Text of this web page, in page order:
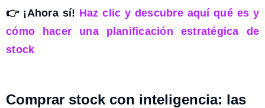
👉 ¡Ahora sí! Haz clic y descubre aquí qué es y
cómo hacer una planificación estratégica de
stock
Comprar stock con inteligencia: las